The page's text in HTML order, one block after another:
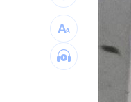
97萬
白海
田路